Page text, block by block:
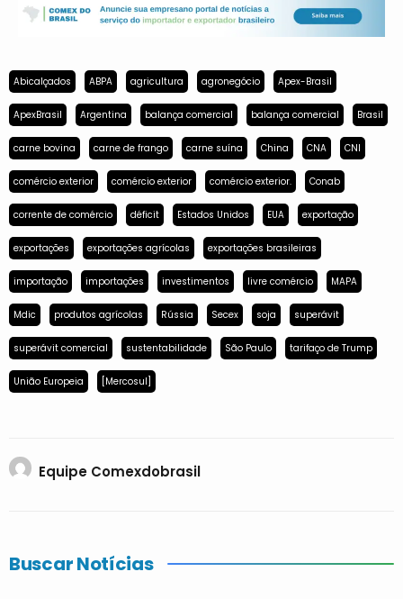
Abicalçados ABPA agricultura agronegócio Apex-Brasil
ApexBrasil Argentina balança comercial balança comercial Brasil
carne bovina carne de frango carne suína China CNA CNI
comércio exterior comércio exterior comércio exterior. Conab
corrente de comércio déficit Estados Unidos EUA exportação
exportações exportações agrícolas exportações brasileiras
importação importações investimentos livre comércio MAPA
Mdic produtos agrícolas Rússia Secex soja superávit
superávit comercial sustentabilidade São Paulo tarifaço de Trump
União Europeia [Mercosul]
Equipe Comexdobrasil
Buscar Notícias